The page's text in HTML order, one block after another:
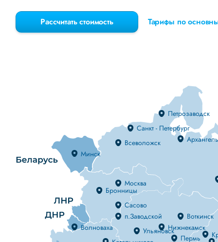
Рассчитать стоимость Тарифы по
Санкт - Петербург
Москва
Воткинск
Волноваха
Всеволожск
Петрозаводск
п.Заводской
Сасово
Бронницы
УльяновскНижнекамск
Пермь
Минск